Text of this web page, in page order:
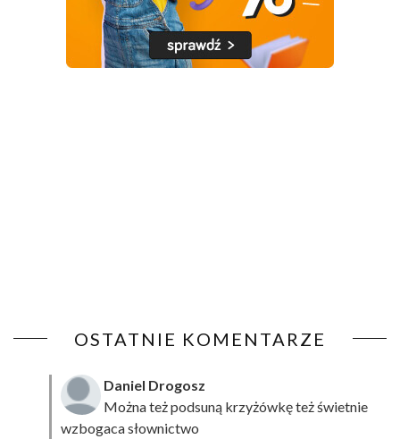
OSTATNIE KOMENTARZE
Daniel Drogosz
Można też podsuną krzyżówkęteż świetnie
wzbogaca słownictwo